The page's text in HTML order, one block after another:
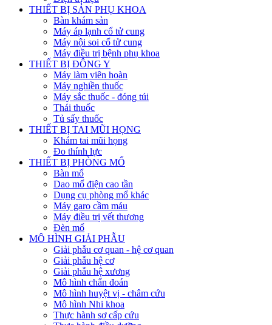
THIẾT BỊ SẢN PHỤ KHOA
Bàn khám sản
Máy áp lạnh cổ tử cung
Máy nội soi cổ tử cung
Máy điều trị bệnh phụ khoa
THIẾT BỊ ĐÔNG Y
Máy làm viên hoàn
Máy nghiền thuốc
Máy sắc thuốc - đóng túi
Thái thuốc
Tủ sấy thuốc
THIẾT BỊ TAI MŨI HỌNG
Khám tai mũi họng
Đo thính lực
THIẾT BỊ PHÒNG MỔ
Bàn mổ
Dao mổ điện cao tần
Dụng cụ phòng mổ khác
Máy garo cầm máu
Máy điều trị vết thương
Đèn mổ
MÔ HÌNH GIẢI PHẪU
Giải phẫu cơ quan - hệ cơ quan
Giải phẫu hệ cơ
Giải phẫu hệ xương
Mô hình chẩn đoán
Mô hình huyệt vị - châm cứu
Mô hình Nhi khoa
Thực hành sơ cấp cứu